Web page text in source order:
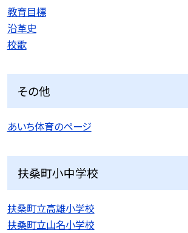
教育目標
沿革史
校歌
その他
あいち体育のページ
扶桑町小中学校
扶桑町立高雄小学校
扶桑町立山名小学校